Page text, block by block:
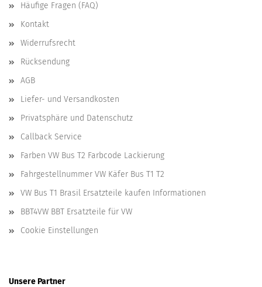
Häufige Fragen (FAQ)
Kontakt
Widerrufsrecht
Rücksendung
AGB
Liefer- und Versandkosten
Privatsphäre und Datenschutz
Callback Service
Farben VW Bus T2 Farbcode Lackierung
Fahrgestellnummer VW Käfer Bus T1 T2
VW Bus T1 Brasil Ersatzteile kaufen Informationen
BBT4VW BBT Ersatzteile für VW
Cookie Einstellungen
Unsere Partner